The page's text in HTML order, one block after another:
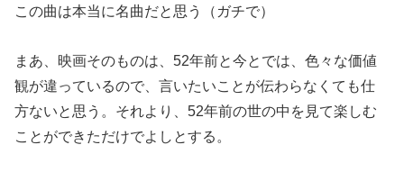
この曲は本当に名曲だと思う（ガチで）
まあ、映画そのものは、52年前と今とでは、色々な価値
観が違っているので、言いたいことが伝わらなくても仕
方ないと思う。それより、52年前の世の中を見て楽しむ
ことができただけでよしとする。